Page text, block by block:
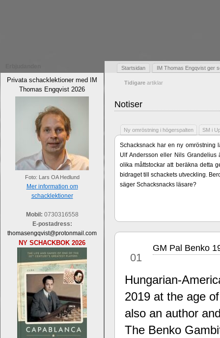
Privata schacklektioner med IM
Thomas Engqvist 2026
Foto: Lars OA Hedlund
Mer information om
schacklektioner
Mobil: 0730316558
E-postadress:
thomasengqvist@protonmail.com
NY SCHACKBOK 2026
Startsidan IM Thomas Engqvist ger
Tidigare artiklar
Notiser
Ny omröstning i högerspalten SM i
Schacksnack har en ny omröstning
Ulf Andersson eller Nils
olika måttstockar att beräkna detta
bidraget till schackets utveckling.
säger Schacksnacks läsare?
Sverigemästarklassen och övriga
Sverigemästartiteln och dessa är i
SM-gruppen är i år stark och
01
GM Pal Benko
Hungarian-
2019 at the age
also an author
The Benko